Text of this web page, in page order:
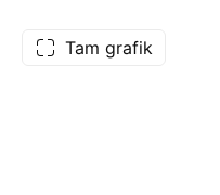
Tam grafik